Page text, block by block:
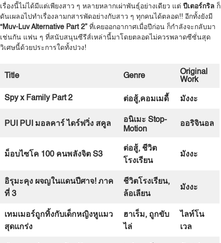
เรื่องนี้ไม่ได้มีแต่เพียงสาว ๆ หลายหลากเผ่าพันธุ์อย่างเดียว แต่ ปีเตอร์กริล ก็
ดันเผลอไปทำเรื่องลามกสารพัดอย่างกับสาว ๆ ทุกคนได้ตลอด!! อีกทั้งยังมี
“Muv-Luv Alternative Part 2” ที่เคยออกอากาศเมื่อปีก่อน ก็กำลังจะกลับมา
เช่นกัน แฟน ๆ ที่สนับสนุนซีรีส์เหล่านี้มาโดยตลอดไม่ควรพลาดซีซั่นสุด
วิเศษนี้ด้วยประการใดทั้งปวง!
Title Genre
Original
Work
Spy x Family Part 2 ต่อสู้,คอมเมดี้ มังงะ
PUI PUI มอลคาร์ ไดร์ฟวิ่ง สคูล อนิเมะ Stop-
Motion
ออริจินอล
ม็อบไซโค 100 คนพลังจิต S3
ต่อสู้, ชีวิต
โรงเรียน
มังงะ
อิรุมะคุง ผจญในแดนปีศาจ! ภาค
ที่ 3
ชีวิตโรงเรียน,
ล้อเลียน
มังงะ
เทมเมอร์ถูกทิ้งกับเด็กหญิงหูแมว
สุดแกร่ง
ฮาเร็ม, ถูกขับ
ไล่
ไลท์โน
เวล